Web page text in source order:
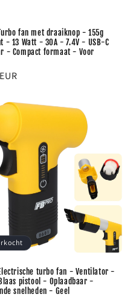
fan met draaiknop - 155g
- 13 Watt - 30A - 7.4V - USB-C
- Compact formaat - Voor
turbo fan - Ventilator -
pistool - Oplaadbaar -
snelheden - Geel